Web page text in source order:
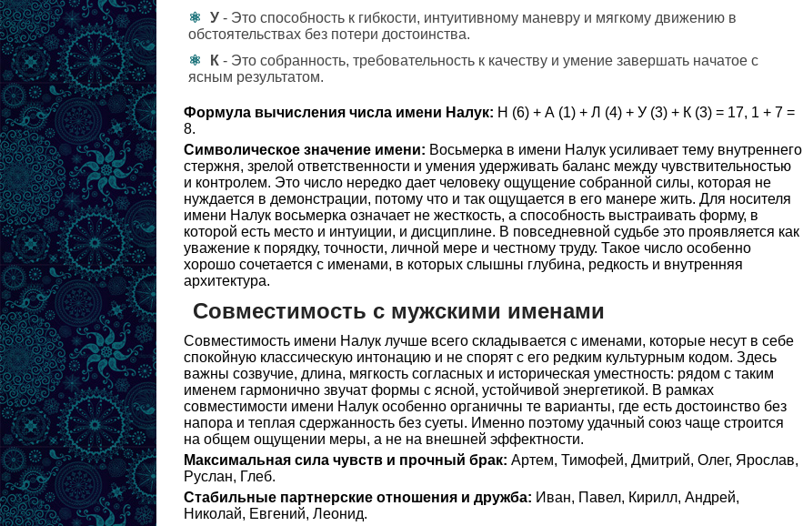
У - Это способность к гибкости, интуитивному маневру и мягкому движению в
обстоятельствах без потери достоинства.
К - Это собранность, требовательность к качеству и умение завершать начатое с
ясным результатом.
Формула вычисления числа имени Налук: Н (6) + А (1) + Л (4) + У (3) + К (3) = 17, 1 + 7 =
8.
Символическое значение имени: Восьмерка в имени Налук усиливает тему внутреннего
стержня, зрелой ответственности и умения удерживать баланс между чувствительностью
и контролем. Это число нередко дает человеку ощущение собранной силы, которая не
нуждается в демонстрации, потому что и так ощущается в его манере жить. Для носителя
имени Налук восьмерка означает не жесткость, а способность выстраивать форму, в
которой есть место и интуиции, и дисциплине. В повседневной судьбе это проявляется как
уважение к порядку, точности, личной мере и честному труду. Такое число особенно
хорошо сочетается с именами, в которых слышны глубина, редкость и внутренняя
архитектура.
Совместимость с мужскими именами
Совместимость имени Налук лучше всего складывается с именами, которые несут в себе
спокойную классическую интонацию и не спорят с его редким культурным кодом. Здесь
важны созвучие, длина, мягкость согласных и историческая уместность: рядом с таким
именем гармонично звучат формы с ясной, устойчивой энергетикой. В рамках
совместимости имени Налук особенно органичны те варианты, где есть достоинство без
напора и теплая сдержанность без суеты. Именно поэтому удачный союз чаще строится
на общем ощущении меры, а не на внешней эффектности.
Максимальная сила чувств и прочный брак: Артем, Тимофей, Дмитрий, Олег, Ярослав,
Руслан, Глеб.
Стабильные партнерские отношения и дружба: Иван, Павел, Кирилл, Андрей,
Николай, Евгений, Леонид.